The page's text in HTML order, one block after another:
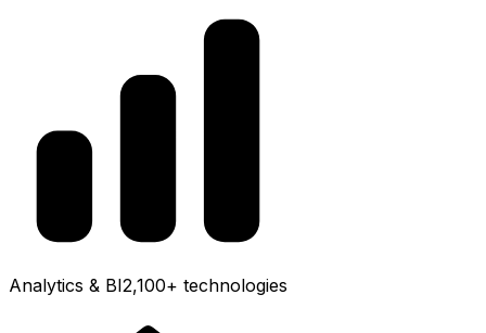
Analytics & BI2,100+ technologies